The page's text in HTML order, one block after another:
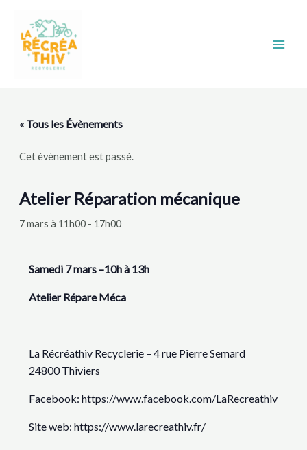
contenu
« Tous les Évènements
Cet évènement est passé.
Atelier Réparation mécanique
7 mars à 11h00- 17h00
Samedi 7 mars –10h à 13h
Atelier Répare Méca
La Récréathiv Recyclerie – 4 rue Pierre Semard
24800 Thiviers
Facebook: https://www.facebook.com/LaRecreathiv
Site web: https://www.larecreathiv.fr/